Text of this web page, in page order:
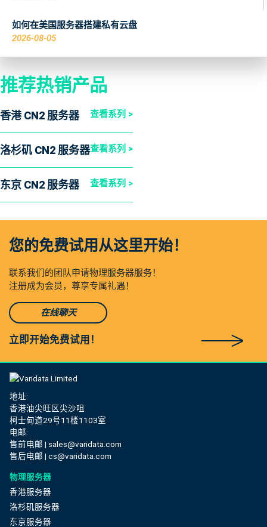
如何在美国服务器搭建私有云盘
2026-08-05
推荐热销产品
香港 CN2 服务器 查看系列 >
洛杉矶 CN2 服务器查看系列 >
东京 CN2 服务器 查看系列 >
您的免费试用从这里开始！
联系我们的团队申请物理服务器服务！
注册成为会员，尊享专属礼遇！
在线聊天
立即开始免费试用！
地址:
香港油尖旺区尖沙咀
柯士甸道29号11楼1103室
电邮:
售前电邮 | sales@varidata.com
售后电邮 | cs@varidata.com
物理服务器
香港服务器
洛杉矶服务器
东京服务器